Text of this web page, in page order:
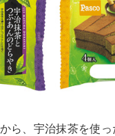
ら、宇治抹茶を使